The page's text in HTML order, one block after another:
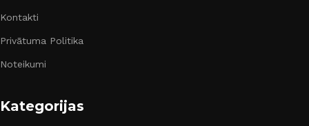
Kontakti
Privātuma Politika
Noteikumi
Kategorijas